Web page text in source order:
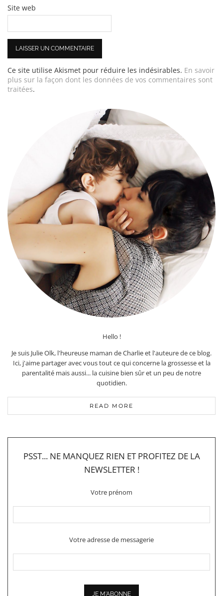
Site web
Ce site utilise Akismet pour réduire les indésirables. En savoir
plus sur la façon dont les données de vos commentaires sont
traitées.
Hello !
Je suis Julie Olk, l'heureuse maman de Charlie et l'auteure de ce blog.
Ici, j'aime partager avec vous tout ce qui concerne la grossesse et la
parentalité mais aussi... la cuisine bien sûr et un peu de notre
quotidien.
READ MORE
PSST... NE MANQUEZ RIEN ET PROFITEZ DE LA
NEWSLETTER !
Votre prénom
Votre adresse de messagerie